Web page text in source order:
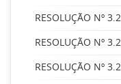
RESOLUÇÃO Nº
RESOLUÇÃO Nº
RESOLUÇÃO Nº